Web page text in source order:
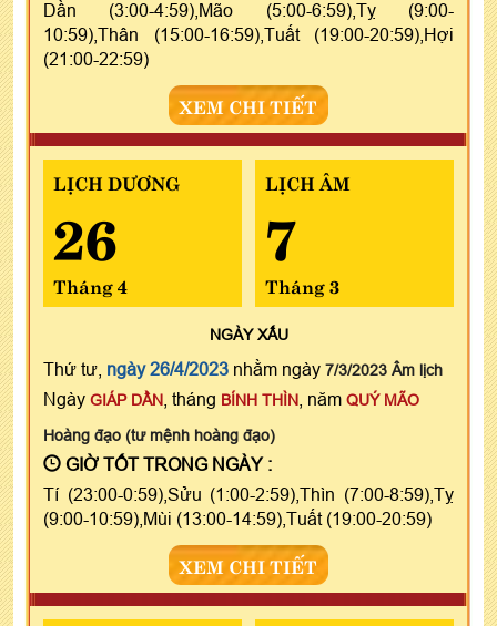
Dần (3:00-4:59),Mão (5:00-6:59),Tỵ (9:00-
10:59),Thân (15:00-16:59),Tuất (19:00-20:59),Hợi
(21:00-22:59)
XEM CHI TIẾT
LỊCH DƯƠNG
26
Tháng 4
LỊCH ÂM
7
Tháng 3
NGÀYXẤU
Thứ tư, ngày 26/4/2023 nhằm ngày 7/3/2023 Âm lịch
Ngày GIÁP DẦN , tháng BÍNH THÌN , năm QUÝ MÃO
Hoàng đạo (tư mệnh hoàng đạo)
GIỜ TỐT TRONG NGÀY :
Tí (23:00-0:59),Sửu (1:00-2:59),Thìn (7:00-8:59),Tỵ
(9:00-10:59),Mùi (13:00-14:59),Tuất (19:00-20:59)
XEM CHI TIẾT